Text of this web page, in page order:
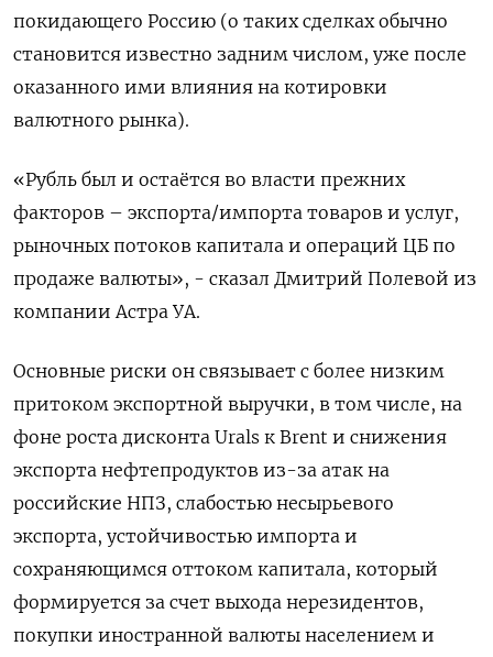
покидающего Россию (о таких сделках обычно
становится известно задним числом, уже после
оказанного ими влияния на котировки
валютного рынка).
«Рубль был и остаётся во власти прежних
факторов – экспорта/импорта товаров и услуг,
рыночных потоков капитала и операций ЦБ по
продаже валюты», - сказал Дмитрий Полевой из
компании Астра УА.
Основные риски он связывает с более низким
притоком экспортной выручки, в том числе, на
фоне роста дисконта Urals к Brent и снижения
экспорта нефтепродуктов из-за атак на
российские НПЗ, слабостью несырьевого
экспорта, устойчивостью импорта и
сохраняющимся оттоком капитала, который
формируется за счет выхода нерезидентов,
покупки иностранной валюты населением и